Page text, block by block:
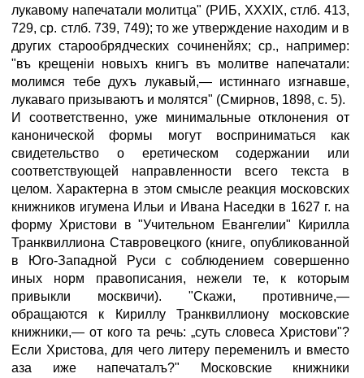
лукавому напечатали молитца" (РИБ, XXXIX, стлб. 413,
729, ср. стлб. 739, 749); то же утверждение находим и в
других старообрядческих сочиненйях; ср., например:
"въ крещеніи новыхъ книгъ въ молитве напечатали:
молимся тебе духъ лукавый,— истиннаго изгнавше,
лукаваго призываютъ и молятся" (Смирнов, 1898, с. 5).
И соответственно, уже минимальные отклонения от
канонической формы могут восприниматься как
свидетельство о еретическом содержании или
соответствующей направленности всего текста в
целом. Характерна в этом смысле реакция московских
книжников игумена Ильи и Ивана Наседки в 1627 г. на
форму Христови в "Учительном Евангелии" Кирилла
Транквиллиона Ставровецкого (книге, опубликованной
в Юго-Западной Руси с соблюдением совершенно
иных норм правописания, нежели те, к которым
привыкли москвичи). "Скажи, противниче,—
обращаются к Кириллу Транквиллиону московские
книжники,— от кого та речь: „суть словеса Христови"?
Если Христова, для чего литеру переменилъ и вместо
аза иже напечаталъ?" Московские книжники